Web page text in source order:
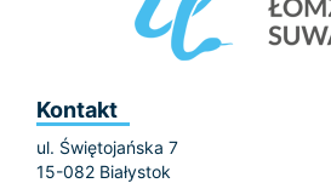
Kontakt
ul. Świętojańska 7
15-082 Białystok